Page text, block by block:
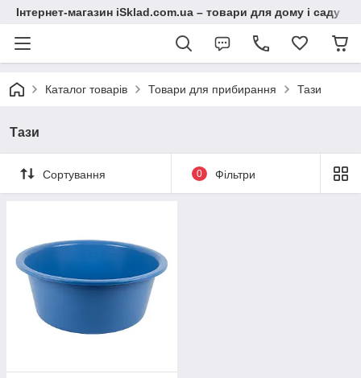
Інтернет-магазин iSklad.com.ua – товари для дому і саду
Каталог товарів Товари для прибирання Тази
Тази
Сортування 0 Фільтри